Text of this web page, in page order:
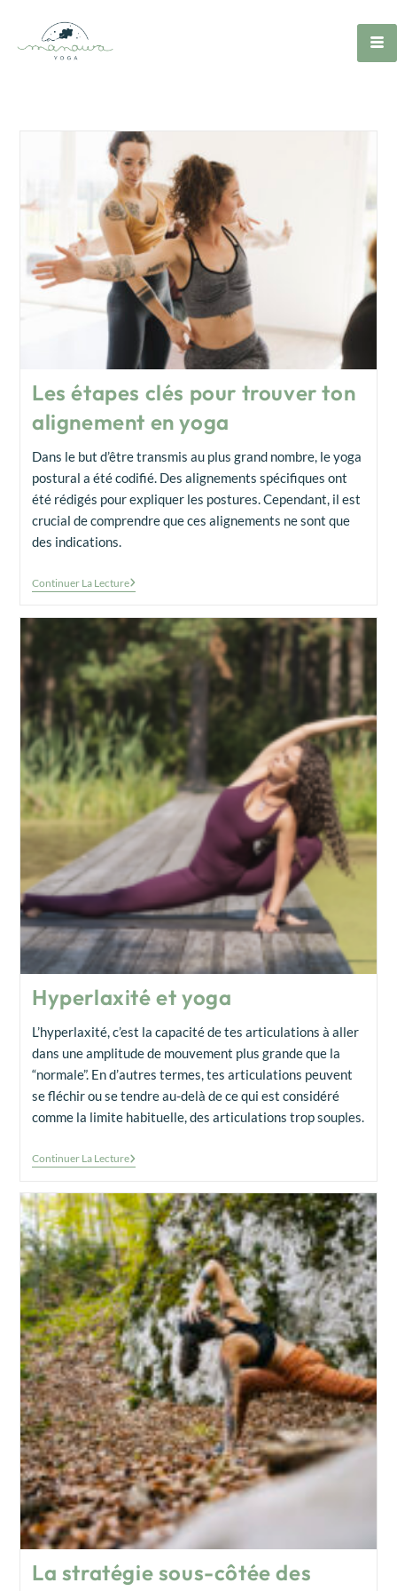
Les étapes clés pour trouver ton
alignement en yoga
Dans le but d’être transmis au plus grand nombre, le yoga
postural a été codifié. Des alignements spécifiques ont
été rédigés pour expliquer les postures. Cependant, il est
crucial de comprendre que ces alignements ne sont que
des indications.
Continuer La Lecture
Hyperlaxité et yoga
L’hyperlaxité, c’est la capacité de tes articulations à aller
dans une amplitude de mouvement plus grande que la
“normale”. En d’autres termes, tes articulations peuvent
se fléchir ou se tendre au-delà de ce qui est considéré
comme la limite habituelle, des articulations trop souples.
Continuer La Lecture
La stratégie sous-côtée des